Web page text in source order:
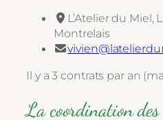
L’Atelier du Miel,
Montrelais
Il y a 3 contrats par an
La coordination